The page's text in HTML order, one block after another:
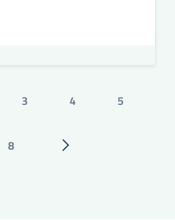
Pagina
3 Pagina
4 Pagina
5
Pagina
8 Pagina successiva